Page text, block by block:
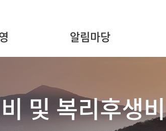
알림마당
및 복리후생비